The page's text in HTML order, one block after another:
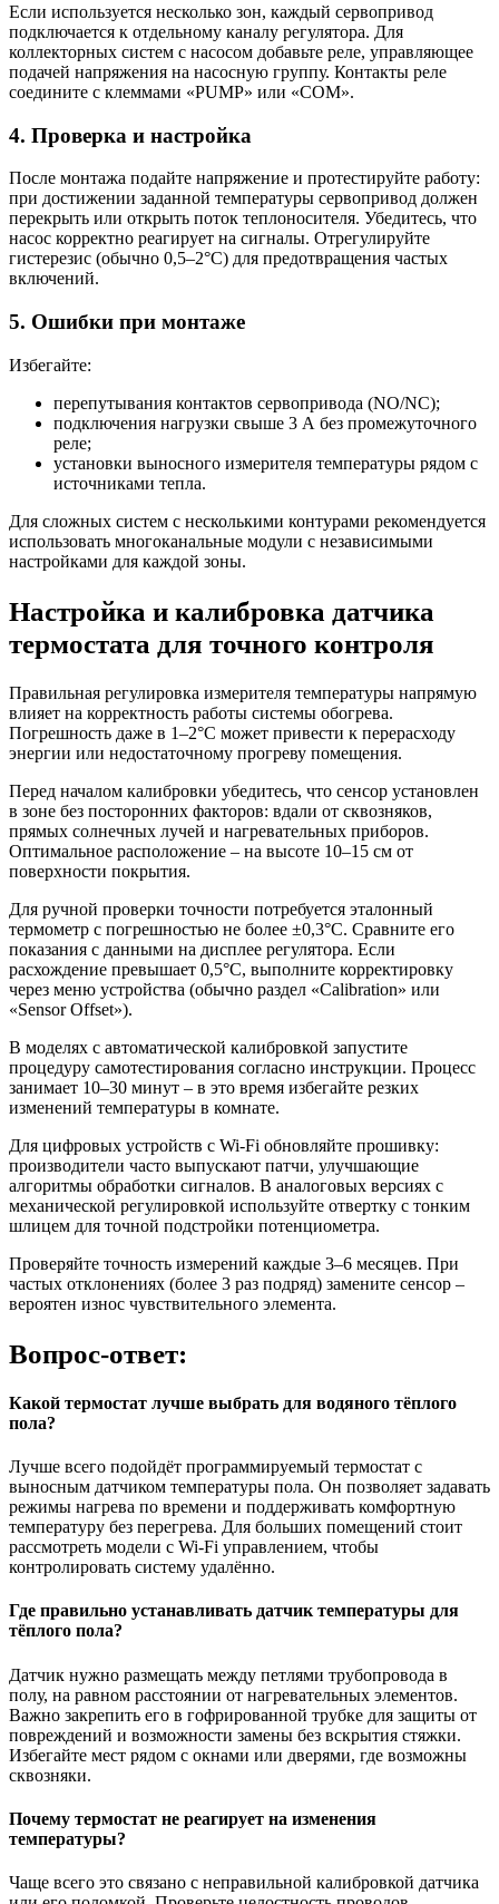
Если используется несколько зон, каждый сервопривод
подключается к отдельному каналу регулятора. Для
коллекторных систем с насосом добавьте реле, управляющее
подачей напряжения на насосную группу. Контакты реле
соедините с клеммами «PUMP» или «COM».
4. Проверка и настройка
После монтажа подайте напряжение и протестируйте работу:
при достижении заданной температуры сервопривод должен
перекрыть или открыть поток теплоносителя. Убедитесь, что
насос корректно реагирует на сигналы. Отрегулируйте
гистерезис (обычно 0,5–2°C) для предотвращения частых
включений.
5. Ошибки при монтаже
Избегайте:
перепутывания контактов сервопривода (NO/NC);
подключения нагрузки свыше 3 А без промежуточного
реле;
установки выносного измерителя температуры рядом с
источниками тепла.
Для сложных систем с несколькими контурами рекомендуется
использовать многоканальные модули с независимыми
настройками для каждой зоны.
Настройка и калибровка датчика
термостата для точного контроля
Правильная регулировка измерителя температуры напрямую
влияет на корректность работы системы обогрева.
Погрешность даже в 1–2°C может привести к перерасходу
энергии или недостаточному прогреву помещения.
Перед началом калибровки убедитесь, что сенсор установлен
в зоне без посторонних факторов: вдали от сквозняков,
прямых солнечных лучей и нагревательных приборов.
Оптимальное расположение – на высоте 10–15 см от
поверхности покрытия.
Для ручной проверки точности потребуется эталонный
термометр с погрешностью не более ±0,3°C. Сравните его
показания с данными на дисплее регулятора. Если
расхождение превышает 0,5°C, выполните корректировку
через меню устройства (обычно раздел «Calibration» или
«Sensor Offset»).
В моделях с автоматической калибровкой запустите
процедуру самотестирования согласно инструкции. Процесс
занимает 10–30 минут – в это время избегайте резких
изменений температуры в комнате.
Для цифровых устройств с Wi-Fi обновляйте прошивку:
производители часто выпускают патчи, улучшающие
алгоритмы обработки сигналов. В аналоговых версиях с
механической регулировкой используйте отвертку с тонким
шлицем для точной подстройки потенциометра.
Проверяйте точность измерений каждые 3–6 месяцев. При
частых отклонениях (более 3 раз подряд) замените сенсор –
вероятен износ чувствительного элемента.
Вопрос-ответ:
Какой термостат лучше выбрать для водяного тёплого
пола?
Лучше всего подойдёт программируемый термостат с
выносным датчиком температуры пола. Он позволяет задавать
режимы нагрева по времени и поддерживать комфортную
температуру без перегрева. Для больших помещений стоит
рассмотреть модели с Wi-Fi управлением, чтобы
контролировать систему удалённо.
Где правильно устанавливать датчик температуры для
тёплого пола?
Датчик нужно размещать между петлями трубопровода в
полу, на равном расстоянии от нагревательных элементов.
Важно закрепить его в гофрированной трубке для защиты от
повреждений и возможности замены без вскрытия стяжки.
Избегайте мест рядом с окнами или дверями, где возможны
сквозняки.
Почему термостат не реагирует на изменения
температуры?
Чаще всего это связано с неправильной калибровкой датчика